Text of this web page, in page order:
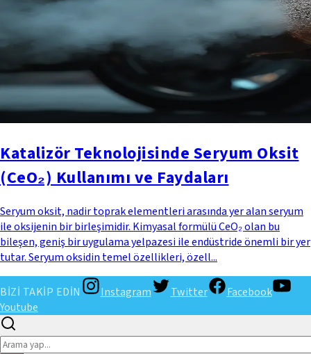
Katalizör Teknolojisinde Seryum Oksit
(CeO₂) Kullanımı ve Faydaları
Seryum oksit, nadir toprak elementleri arasında yer alan seryum
ile oksijenin bir birleşimidir. Kimyasal formülü CeO₂ olan bu
bileşen, geniş bir uygulama yelpazesi ile endüstride önemli bir yer
tutar. Seryum oksidin temel özellikleri, özell...
BİZİ TAKİP EDİN Instagram Twitter
Facebook
Youtube